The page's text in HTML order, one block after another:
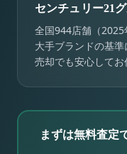
センチュリー21
全国944店舗（2025
大手ブランドの基
売却でも安心してお
まずは無料査定